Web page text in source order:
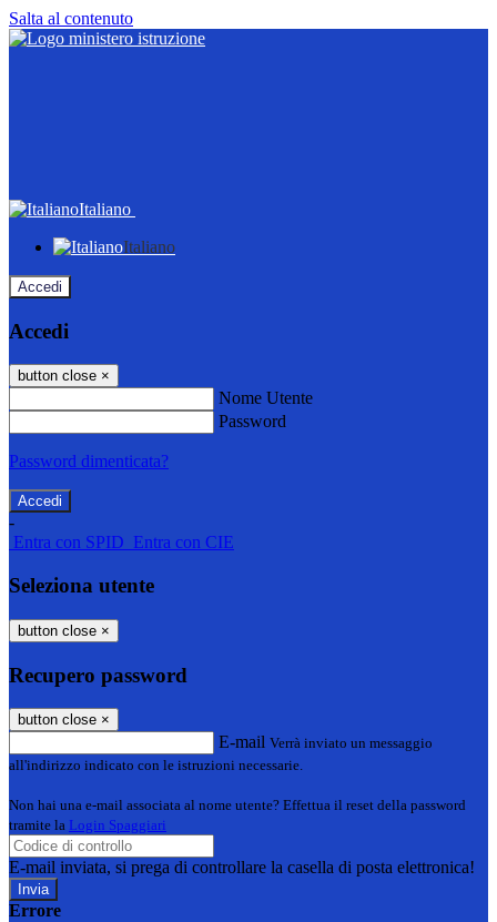
Salta al contenuto
Italiano
Italiano
Accedi
Accedi
button close ×
Nome Utente
Password
Password dimenticata?
-
Entra con SPID Entra con CIE
Seleziona utente
button close ×
Recupero password
button close ×
E-mail Verrà inviato un messaggio
all'indirizzo indicato con le istruzioni necessarie.
Non hai una e-mail associata al nome utente? Effettua il reset della password
tramite la Login Spaggiari
E-mail inviata, si prega di controllare la casella di posta elettronica!
Errore